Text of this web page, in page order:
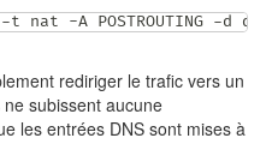
nat -A POSTROUTING -
rediriger le trafic vers un
subissent aucune
les entrées DNS sont mises à